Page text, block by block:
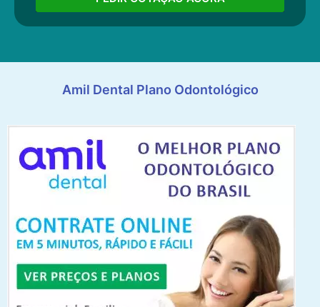
Amil Dental Plano Odontológico